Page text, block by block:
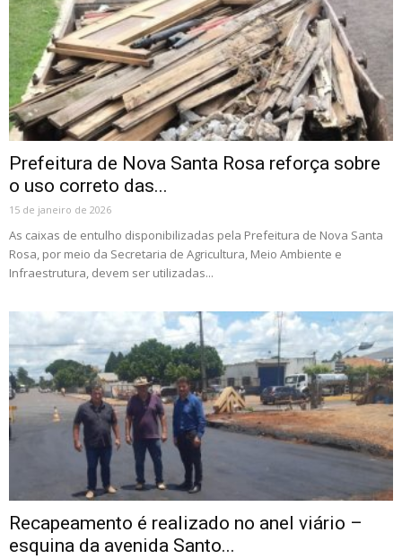
Prefeitura de Nova Santa Rosa reforça sobre
o uso correto das...
15 de janeiro de 2026
As caixas de entulho disponibilizadas pela Prefeitura de Nova Santa
Rosa, por meio da Secretaria de Agricultura, Meio Ambiente e
Infraestrutura, devem ser utilizadas...
Recapeamento é realizado no anel viário –
esquina da avenida Santo...